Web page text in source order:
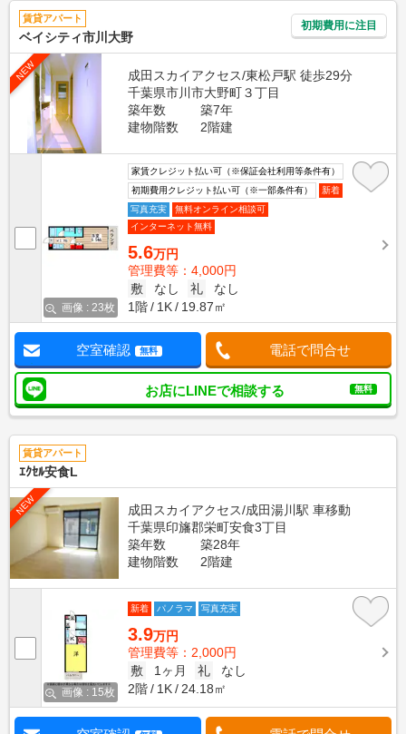
賃貸アパート
ベイシティ市川大野
初期費用に注目
NEW
成田スカイアクセス/東松戸駅 徒歩29分
千葉県市川市大野町３丁目
築年数
築7年
建物階数
2階建
画像 : 23枚
家賃クレジット払い可（※保証会社利用等条件有）
初期費用クレジット払い可（※一部条件有）
新着
写真充実
無料オンライン相談可
インターネット無料
5.6万円
管理費等：4,000円
敷
なし 礼
なし
1階
1K 19.87㎡
空室確認 無料 電話で問合せ
お店にLINEで相談する 無料
賃貸アパート
ｴｸｾﾙ安食L
NEW
成田スカイアクセス/成田湯川駅 車移動
千葉県印旛郡栄町安食3丁目
築年数
築28年
建物階数
2階建
画像 : 15枚
新着 パノラマ 写真充実
3.9万円
管理費等：2,000円
敷
1ヶ月 礼
なし
2階
1K 24.18㎡